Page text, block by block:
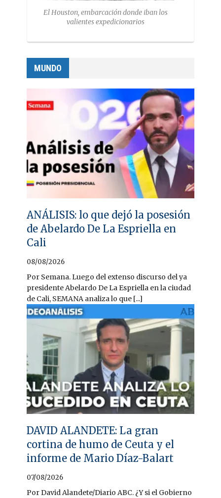
El Houston, embarcación donde iban los
valientes expedicionarios
MUNDO
ANÁLISIS: lo que dejó la posesión
de Abelardo De La Espriella en
Cali
08/08/2026
Por Semana. Luego del extenso discurso del ya
presidente Abelardo De La Espriella en la ciudad
de Cali, SEMANA analiza lo que [...]
DAVID ALANDETE: La gran
cortina de humo de Ceuta y el
informe de Mario Díaz-Balart
07/08/2026
Por David Alandete/Diario ABC. ¿Y si el Gobierno